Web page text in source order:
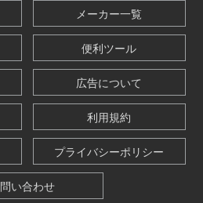
メーカー一覧
便利ツール
広告について
利用規約
プライバシーポリシー
問い合わせ